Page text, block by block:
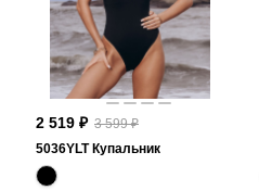
2 519 ₽ 3 599 ₽
5036YLT Купальник